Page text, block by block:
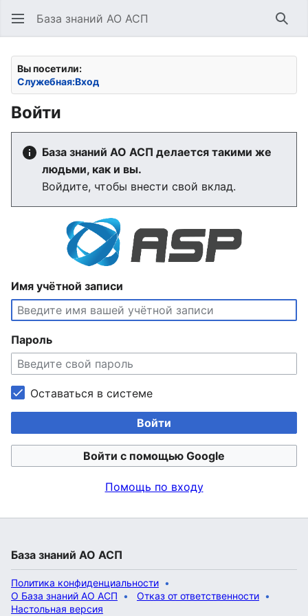
База знаний АО АСП
Вы посетили:
Служебная:Вход
Войти
База знаний АО АСП делается такими же
людьми, как и вы.
Войдите, чтобы внести свой вклад.
Имя учётной записи
Пароль
Оставаться в системе
Войти
Войти с помощью Google
Помощь по входу
База знаний АО АСП
Политика конфиденциальности
О База знаний АО АСП
Отказ от ответственности
Настольная версия